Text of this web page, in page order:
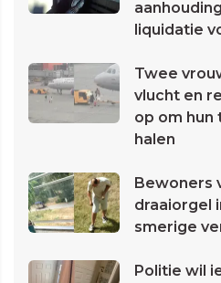
liquidatie
Twee
vlucht en
op om hun
halen
Bewoners
draaiorgel
smerige
Politie wil